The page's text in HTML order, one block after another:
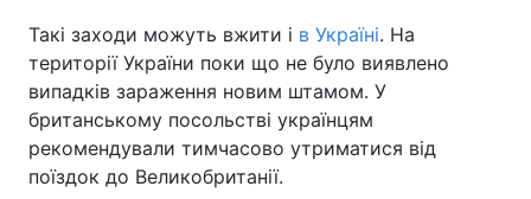
Такі заходи можуть вжити і в Україні. На
території України поки що не було виявлено
випадків зараження новим штамом. У
британському посольстві українцям
рекомендували тимчасово утриматися від
поїздок до Великобританії.